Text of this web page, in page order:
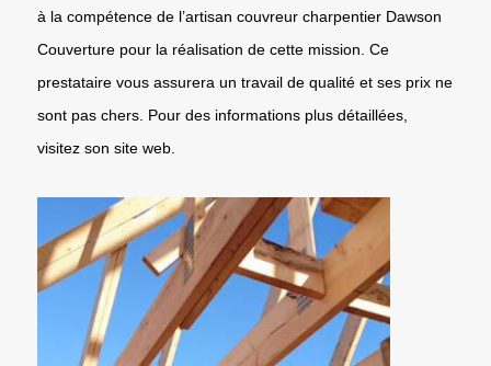
à la compétence de l’artisan couvreur charpentier Dawson
Couverture pour la réalisation de cette mission. Ce
prestataire vous assurera un travail de qualité et ses prix ne
sont pas chers. Pour des informations plus détaillées,
visitez son site web.